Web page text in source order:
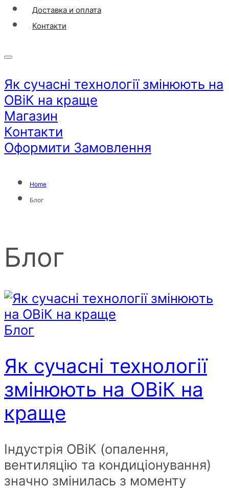
Доставка и оплата
Контакти
Як сучасні технології змінюють на
ОВіК на краще
Магазин
Контакти
Оформити Замовлення
Home
Блог
Блог
Блог
Як сучасні технології
змінюють на ОВіК на
краще
Індустрія ОВіК (опалення,
вентиляцію та кондиціонування)
значно змінилась з моменту